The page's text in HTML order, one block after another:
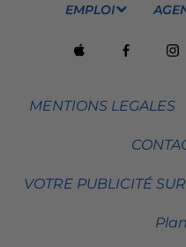
EMPLOI
MENTIONS LEGALES
VOTRE PUBLICITÉ